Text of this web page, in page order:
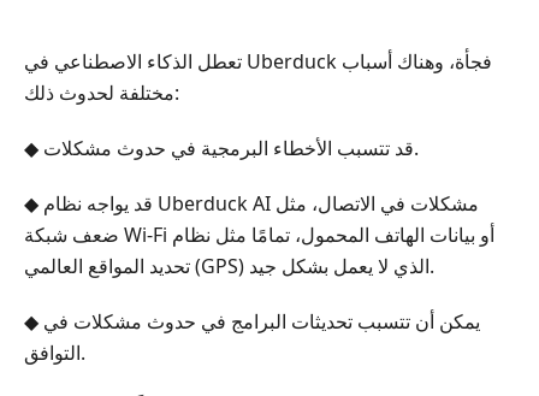
تعطل الذكاء الاصطناعي في Uberduck فجأة، وهناك أسباب
مختلفة لحدوث ذلك:
◆ قد تتسبب الأخطاء البرمجية في حدوث مشكلات.
◆ قد يواجه نظام Uberduck AI مشكلات في الاتصال، مثل
ضعف شبكة Wi-Fi أو بيانات الهاتف المحمول، تمامًا مثل نظام
تحديد المواقع العالمي (GPS) الذي لا يعمل بشكل جيد.
◆ يمكن أن تتسبب تحديثات البرامج في حدوث مشكلات في
التوافق.